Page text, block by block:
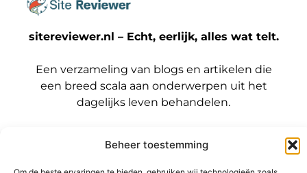
Beheer toestemming
sitereviewer.nl – Echt, eerlijk, alles wat telt.
Een verzameling van blogs en artikelen die
een breed scala aan onderwerpen uit het
dagelijks leven behandelen.
Bericht categorie